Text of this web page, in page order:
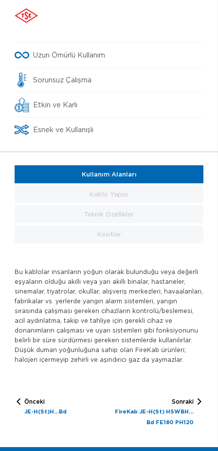
Uzun Ömürlü Kullanım
Sorunsuz Çalışma
Etkin ve Karlı
Esnek ve Kullanışlı
Kullanım Alanları
Kablo Yapısı
Teknik Özellikler
Kesitler
Bu kablolar insanların yoğun olarak bulunduğu veya değerli
eşyaların olduğu akıllı veya yarı akıllı binalar, hastaneler,
sinemalar, tiyatrolar, okullar, alışveriş merkezleri, havaalanları,
fabrikalar vs. yerlerde yangın alarm sistemleri, yangın
sırasında çalışması gereken cihazların kontrolü/beslemesi,
acil aydınlatma, takip ve tahliye için gerekli cihaz ve
donanımların çalışması ve uyarı sistemleri gibi fonksiyonunu
belirli bir süre sürdürmesi gereken sistemlerde kullanılırlar.
Düşük duman yoğunluğuna sahip olan FireKab ürünleri;
halojen içermeyip zehirli ve aşındırıcı gaz da yaymazlar.
Önceki
JE-H(St)H…Bd
Sonraki
FireKab JE-H(St) HSWBH…
Bd FE180 PH120